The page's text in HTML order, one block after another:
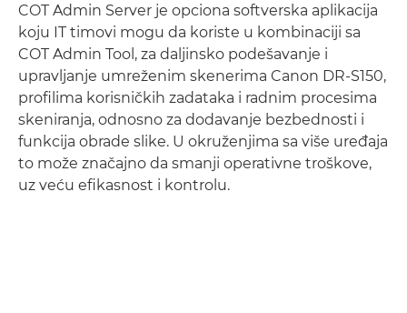
COT Admin Server je opciona softverska aplikacija
koju IT timovi mogu da koriste u kombinaciji sa
COT Admin Tool, za daljinsko podešavanje i
upravljanje umreženim skenerima Canon DR-S150,
profilima korisničkih zadataka i radnim procesima
skeniranja, odnosno za dodavanje bezbednosti i
funkcija obrade slike. U okruženjima sa više uređaja
to može značajno da smanji operativne troškove,
uz veću efikasnost i kontrolu.